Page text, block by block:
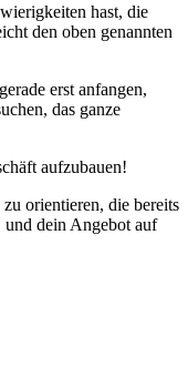
hast, die
den oben genannten
erst anfangen,
das ganze
aufzubauen!
orientieren, die bereits
und dein Angebot auf